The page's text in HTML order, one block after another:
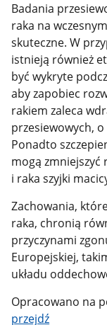
Badania
raka na
skuteczne. W
istnieją również
być wykryte
aby zapobiec
rakiem zaleca
przesiewowych,
Ponadto
mogą zmniejszyć
i raka szyjki
Zachowania,
raka, chronią
przyczynami
Europejskiej,
układu
Opracowano na
przejdź